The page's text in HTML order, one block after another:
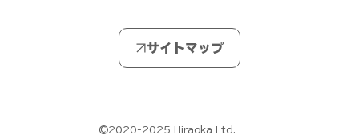
DJIがMic Mini シリーズの新作「DJI
©2020-2025 Hiraoka Ltd.